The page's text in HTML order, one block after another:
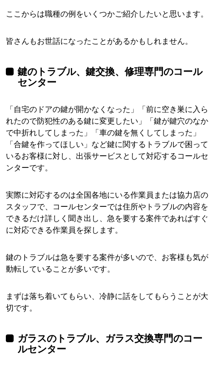
ここからは職種の例をいくつかご紹介したいと思います。
皆さんもお世話になったことがあるかもしれません。
鍵のトラブル、鍵交換、修理専門のコール
センター
「自宅のドアの鍵が開かなくなった」「前に空き巣に入ら
れたので防犯性のある鍵に変更したい」「鍵が鍵穴のなか
で中折れしてしまった」「車の鍵を無くしてしまった」
「合鍵を作ってほしい」など鍵に関するトラブルで困って
いるお客様に対し、出張サービスとして対応するコールセ
ンターです。
実際に対応するのは全国各地にいる作業員または協力店の
スタッフで、コールセンターでは住所やトラブルの内容を
できるだけ詳しく聞き出し、急を要する案件であればすぐ
に対応できる作業員を探します。
鍵のトラブルは急を要する案件が多いので、お客様も気が
動転していることが多いです。
まずは落ち着いてもらい、冷静に話をしてもらうことが大
切です。
ガラスのトラブル、ガラス交換専門のコー
ルセンター